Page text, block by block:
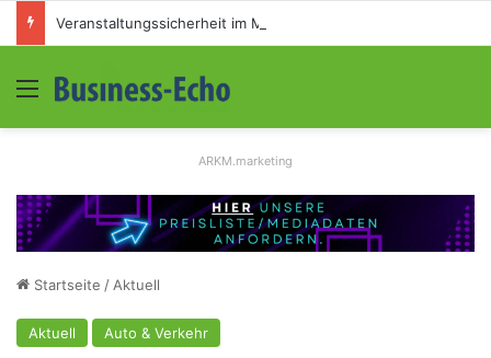
Menü
ARKM.marketing
Startseite / Aktuell
Aktuell Auto & Verkehr